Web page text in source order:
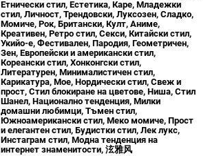
Етнически стил, Естетика, Каре, Младежки
стил, Личност, Трендовски, Луксозен, Сладко,
Момиче, Рок, Британски, Култ, Аниме,
Креативен, Ретро стил, Секси, Китайски стил,
Укийо-е, Фестивален, Пародия, Геометричен,
Зен, Европейски и американски стил,
Кореански стил, Хонконгски стил,
Литературен, Минималистичен стил,
Карикатура, Мое, Нордически стил, Свеж и
прост, Стил блокиране на цветове, Ниша, Стил
Шанел, Национално тенденция, Милки
домашни любимци, Тъмен стил,
Южноамерикански стил, Меко момиче, Прост
и елегантен стил, Будистки стил, Лек лукс,
Инстаграм стил, Модна тенденция на
интернет знаменитости, 泫雅风